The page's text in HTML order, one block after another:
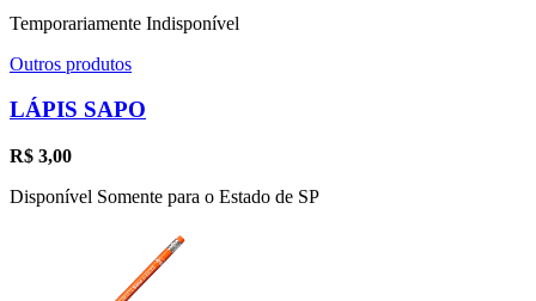
Temporariamente Indisponível
Outros produtos
LÁPIS SAPO
R$ 3,00
Disponível Somente para o Estado de SP